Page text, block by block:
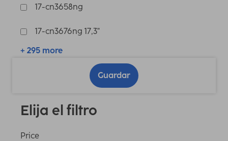
17-cn3658ng
17-cn3676ng 17,3"
+ 295 more
Guardar
Elija el filtro
Price